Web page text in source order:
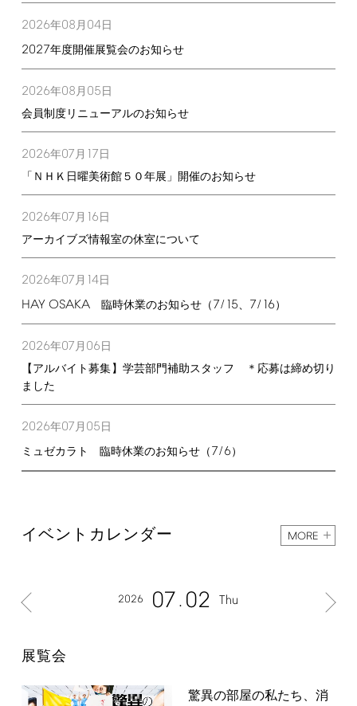
2026年08月 04日
2027年度開催展覧会のお知らせ
2026年08月 05日
会員制度リニューアルのお知らせ
2026年07月 17日
「ＮＨＫ日曜美術館５０年展」開催のお知らせ
2026年07月 16日
アーカイブズ情報室の休室について
2026年07月 14日
HAY OSAKA臨時休業のお知らせ（7/15、 7/16）
2026年07月 06日
【アルバイト募集】学芸部門補助スタッフ ＊応募は締め切り
ました
2026年07月 05日
ミュゼカラト 臨時休業のお知らせ（7/6）
イベントカレンダー MORE
2026 07 02 Thu
展覧会
驚異の部屋の私たち、消